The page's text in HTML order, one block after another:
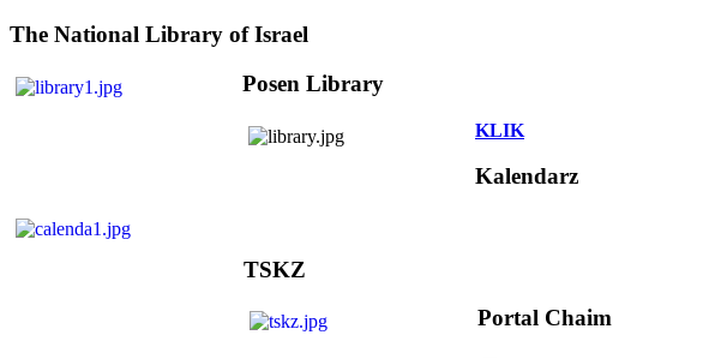
The National Library of Israel
Posen Library
KLIK
Kalendarz
TSKZ
Portal Chaim